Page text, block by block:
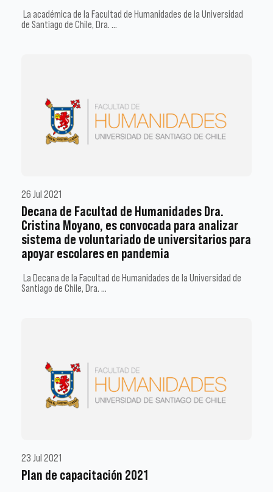
La académica de la Facultad de Humanidades de la Universidad
de Santiago de Chile, Dra. …
26 Jul 2021
Decana de Facultad de Humanidades Dra.
Cristina Moyano, es convocada para analizar
sistema de voluntariado de universitarios para
apoyar escolares en pandemia
La Decana de la Facultad de Humanidades de la Universidad de
Santiago de Chile, Dra. …
23 Jul 2021
Plan de capacitación 2021